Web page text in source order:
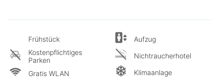
Frühstück
Kostenpflichtiges
Parken
Gratis WLAN
Aufzug
Nichtraucherhotel
Klimaanlage